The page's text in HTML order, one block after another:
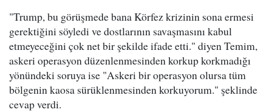
"Trump, bu görüşmede bana Körfez krizinin sona ermesi
gerektiğini söyledi ve dostlarının savaşmasını kabul
etmeyeceğini çok net bir şekilde ifade etti." diyen Temim,
askeri operasyon düzenlenmesinden korkup korkmadığı
yönündeki soruya ise "Askeri bir operasyon olursa tüm
bölgenin kaosa sürüklenmesinden korkuyorum." şeklinde
cevap verdi.